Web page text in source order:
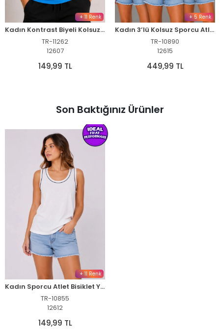
+ 11 Renk
Kadın Kontrast Biyeli Kolsuz Atlet Bisiklet Yaka Yazlık Basic Atlet - Turkuaz
TR-11262
12607
149,99 TL
+ 5 Renk
Kadın 3’lü Kolsuz Sporcu Atlet Seti Yazlık Bisiklet Yakalı - Sarı, Siyah, Bebe Mavisi
TR-10890
12615
449,99 TL
Son Baktığınız Ürünler
+ 11 Renk
Kadın Sporcu Atlet Bisiklet Yaka Kolsuz Yazlık Atlet - Beyaz
TR-10855
12612
149,99 TL